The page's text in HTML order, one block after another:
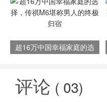
超16万中国幸福家庭的选
评论 ( 03)